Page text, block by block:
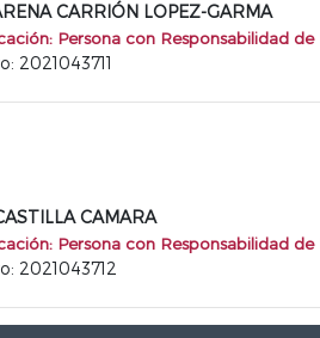
CARRIÓN LOPEZ-GARMA
Persona con Responsabilidad de
2021043711
CAMARA
Persona con Responsabilidad de
2021043712